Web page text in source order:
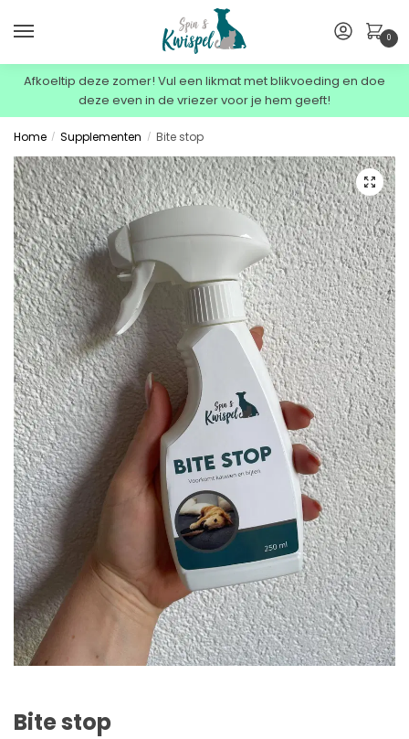
0
Afkoeltip deze zomer! Vul een likmat met blikvoeding en doe
deze even in de vriezer voor je hem geeft!
Home / Supplementen / Bite stop
Bite stop